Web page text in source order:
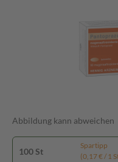
Abbildung kann abweichen
100 St
Spartipp
(0,17 € / 1